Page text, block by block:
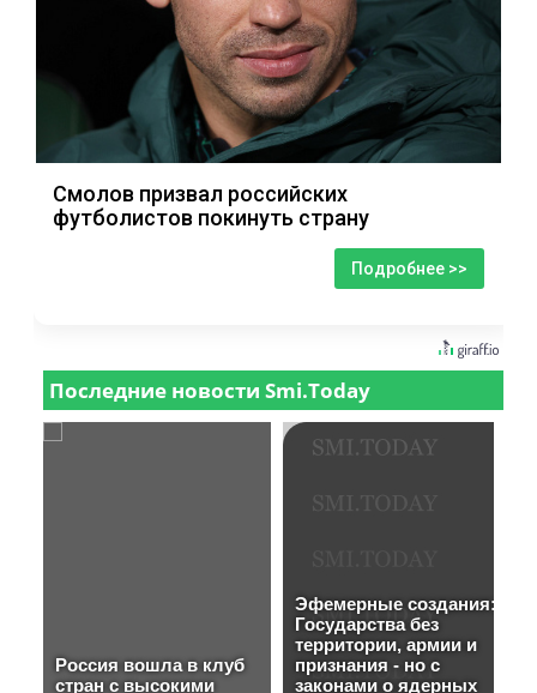
Смолов призвал российских
футболистов покинуть страну
Подробнее >>